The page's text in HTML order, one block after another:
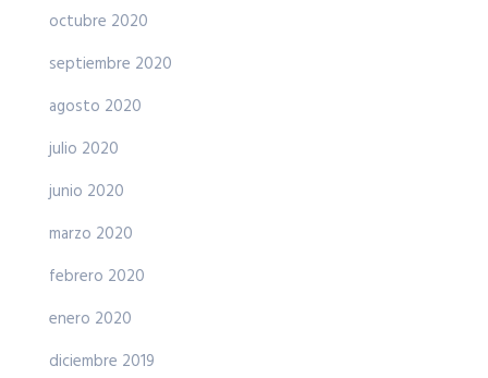
octubre 2020
septiembre 2020
agosto 2020
julio 2020
junio 2020
marzo 2020
febrero 2020
enero 2020
diciembre 2019